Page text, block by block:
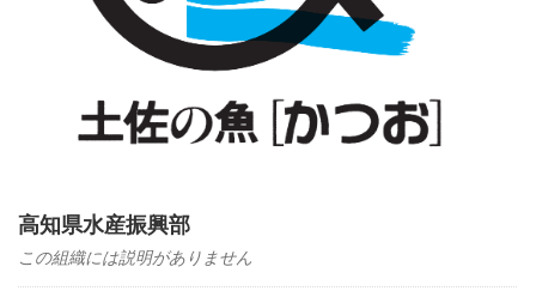
高知県水産振興部
この組織には説明がありません